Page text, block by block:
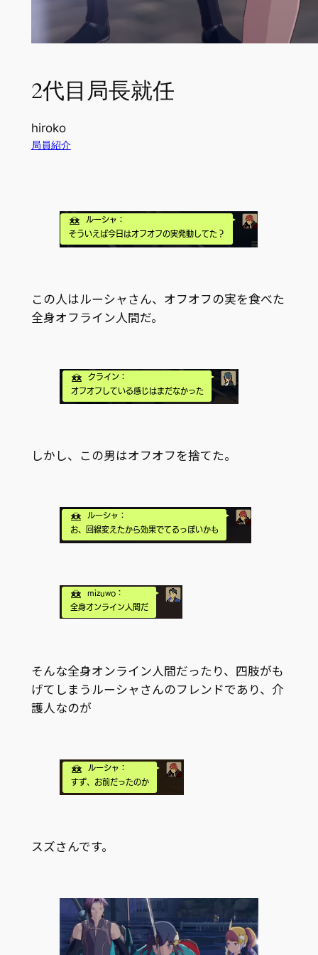
2代目局長就任
hiroko
局員紹介
この人はルーシャさん、オフオフの実を食べた
全身オフライン人間だ。
しかし、この男はオフオフを捨てた。
そんな全身オンライン人間だったり、四肢がも
げてしまうルーシャさんのフレンドであり、介
護人なのが
スズさんです。